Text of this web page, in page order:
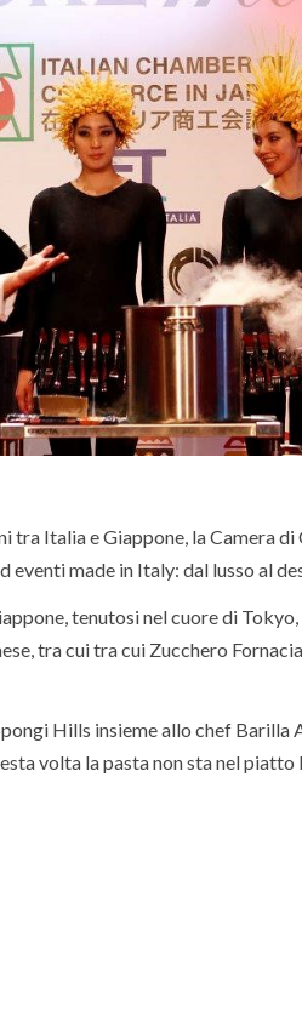
tra Italia e Giappone, la Camera
made in Italy: dal lusso al
tenutosi nel cuore di
tra cui tra cui Zucchero
Hills insieme allo chef Barilla
volta la pasta non sta nel